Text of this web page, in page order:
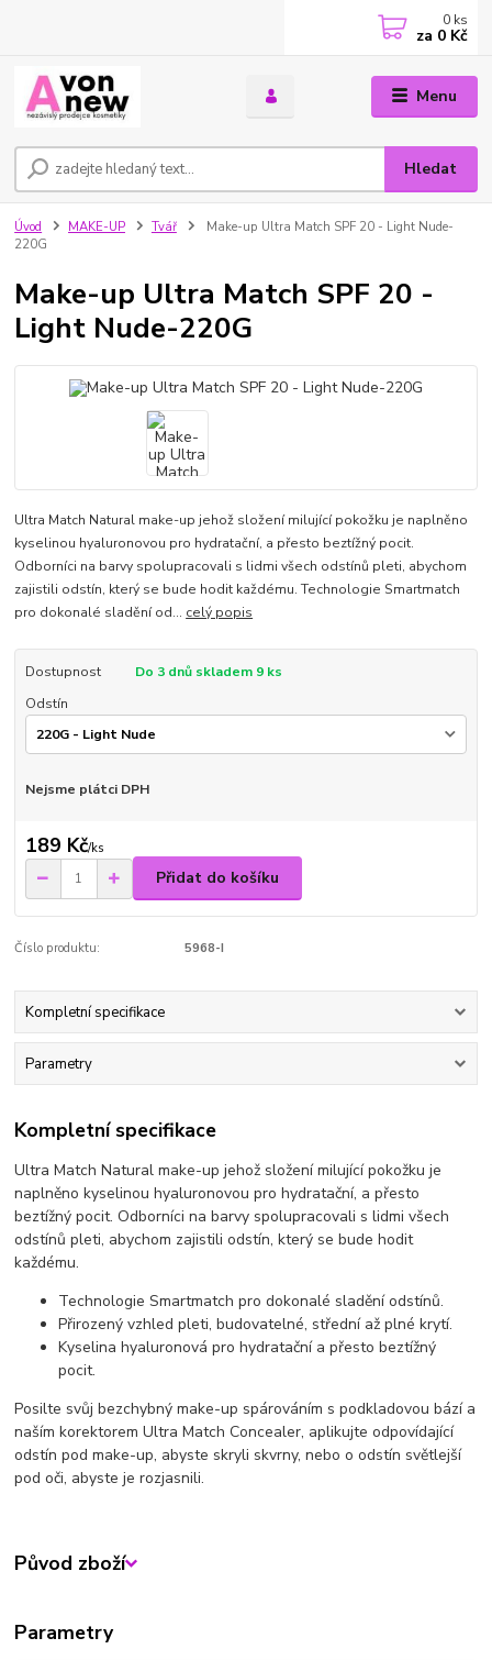
Menu
Hledat
0 ks
za 0 Kč
Úvod MAKE-UP Tvář
Make-up Ultra Match SPF 20 - Light Nude-
220G
Make-up Ultra Match SPF 20 -
Light Nude-220G
Ultra Match Natural make-up jehož složení milující pokožku je naplněno
kyselinou hyaluronovou pro hydratační, a přesto beztížný pocit.
Odborníci na barvy spolupracovali s lidmi všech odstínů pleti, abychom
zajistili odstín, který se bude hodit každému. Technologie Smartmatch
pro dokonalé sladění od... celý popis
Dostupnost
Do 3 dnů skladem 9 ks
Odstín
Nejsme plátci DPH
189 Kč/ks
Přidat do košíku
Číslo produktu: 5968-I
Kompletní specifikace
Parametry
Kompletní specifikace
Ultra Match Natural make-up jehož složení milující pokožku je
naplněno kyselinou hyaluronovou pro hydratační, a přesto
beztížný pocit. Odborníci na barvy spolupracovali s lidmi všech
odstínů pleti, abychom zajistili odstín, který se bude hodit
každému.
Technologie Smartmatch pro dokonalé sladění odstínů.
Přirozený vzhled pleti, budovatelné, střední až plné krytí.
Kyselina hyaluronová pro hydratační a přesto beztížný
pocit.
Posilte svůj bezchybný make-up spárováním s podkladovou bází a
naším korektorem Ultra Match Concealer, aplikujte odpovídající
odstín pod make-up, abyste skryli skvrny, nebo o odstín světlejší
pod oči, abyste je rozjasnili.
Původ zboží
Parametry